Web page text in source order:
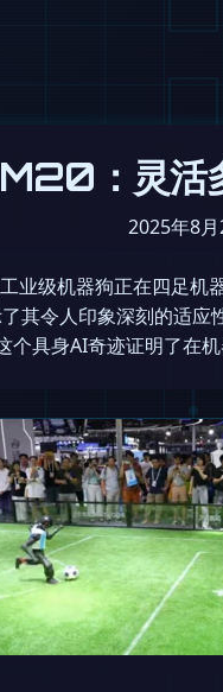
：灵活
2025年8月
业级机器狗正在四足
其令人印象深刻的适
具身AI奇迹证明了在